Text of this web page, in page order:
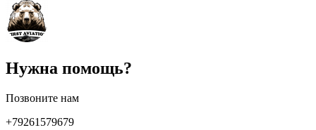
Нужна помощь?
Позвоните нам
+79261579679